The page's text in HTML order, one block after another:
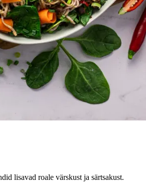
lisavad roale värskust ja särtsakust.